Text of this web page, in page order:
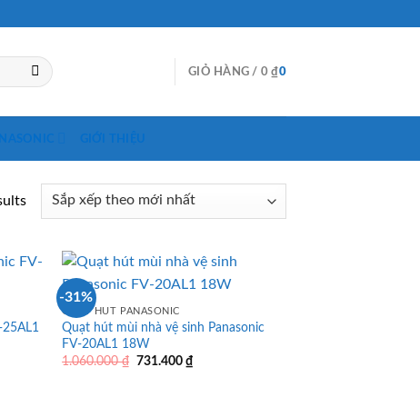
GIỎ HÀNG / 0₫0
GIỚI THIỆU
-31%
QUẠT HÚT PANASONIC
Quạt hút mùi nhà vệ sinh Panasonic
FV-20AL1 18W
1.060.000₫ Giá
731.400₫